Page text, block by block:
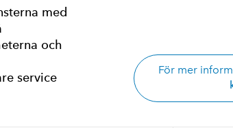
med
och
service
För mer